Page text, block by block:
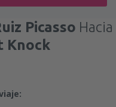
Picasso Hacia
Knock